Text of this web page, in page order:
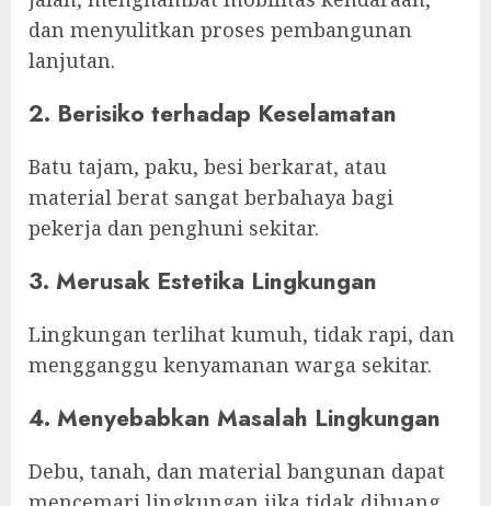
dan menyulitkan proses pembangunan
lanjutan.
2. Berisiko terhadap Keselamatan
Batu tajam, paku, besi berkarat, atau
material berat sangat berbahaya bagi
pekerja dan penghuni sekitar.
3. Merusak Estetika Lingkungan
Lingkungan terlihat kumuh, tidak rapi, dan
mengganggu kenyamanan warga sekitar.
4. Menyebabkan Masalah Lingkungan
Debu, tanah, dan material bangunan dapat